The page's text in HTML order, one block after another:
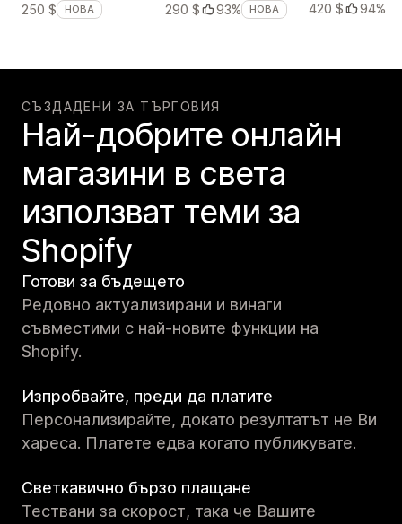
250 $
НОВА
290 $
93% НОВА
420 $
94%
СЪЗДАДЕНИ ЗА ТЪРГОВИЯ
Най-добрите онлайн
магазини в света
използват теми за
Shopify
Готови за бъдещето
Редовно актуализирани и винаги
съвместими с най-новите функции на
Shopify.
Изпробвайте, преди да платите
Персонализирайте, докато резултатът не Ви
хареса. Платете едва когато публикувате.
Светкавично бързо плащане
Тествани за скорост, така че Вашите